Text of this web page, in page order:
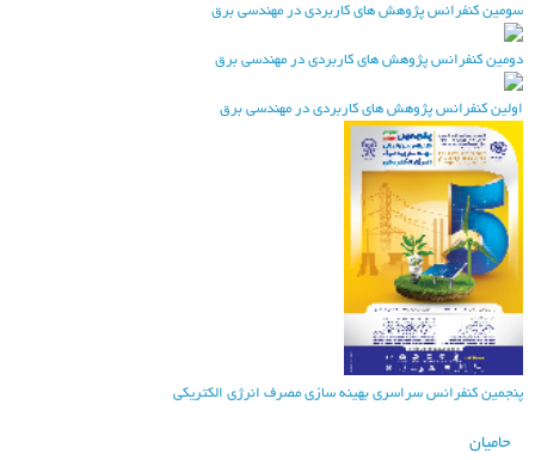
کنفرانس پژوهش های کاربردی در مهندسی برق
کنفرانس پژوهش های کاربردی در مهندسی برق
کنفرانس پژوهش های کاربردی در مهندسی برق
کنفرانس سراسری بهینه سازی مصرف انرژی الکتریکی
حامیان